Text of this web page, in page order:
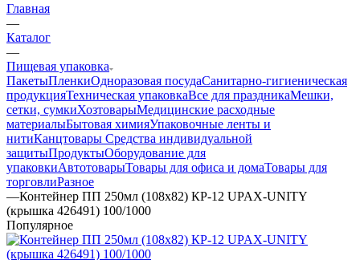
Главная
—
Каталог
—
Пищевая упаковка
ПакетыПленкиОдноразовая посудаСанитарно-гигиеническая
продукцияТехническая упаковкаВсе для праздникаМешки,
сетки, сумкиХозтоварыМедицинские расходные
материалыБытовая химияУпаковочные ленты и
нитиКанцтовары Средства индивидуальной
защитыПродуктыОборудование для
упаковкиАвтотоварыТовары для офиса и домаТовары для
торговлиРазное
—Контейнер ПП 250мл (108х82) КР-12 UPAX-UNITY
(крышка 426491) 100/1000
Популярное